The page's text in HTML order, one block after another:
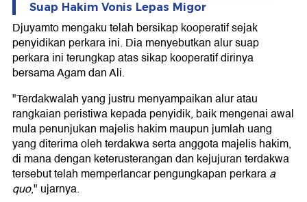
Suap Hakim Vonis Lepas Migor
Djuyamto mengaku telah bersikap kooperatif sejak
penyidikan perkara ini. Dia menyebutkan alur suap
perkara ini terungkap atas sikap kooperatif dirinya
bersama Agam dan Ali.
"Terdakwalah yang justru menyampaikan alur atau
rangkaian peristiwa kepada penyidik, baik mengenai awal
mula penunjukan majelis hakim maupun jumlah uang
yang diterima oleh terdakwa serta anggota majelis hakim,
di mana dengan keterusterangan dan kejujuran terdakwa
tersebut telah memperlancar pengungkapan perkaraa
quo," ujarnya.